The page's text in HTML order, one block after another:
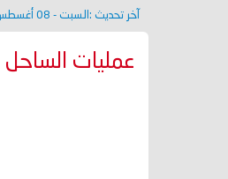
آخر تحديث : السبت - 08 أغسطس 2026 - 12:00 م
عمليات الساحل